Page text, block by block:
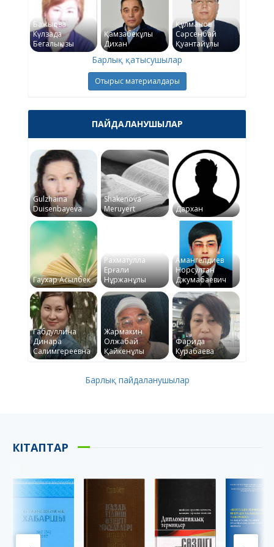
Бажықова
Күлзада
Бегалықызы
Қамзабекұлы
Дихан
Құлманов
Сәрсенбай
Қуантайұлы
Барлық қатысушылар
Отырыс материалдары
ПАЙДАЛАНУШЫЛАР
Gulzhaina
Duisenbayeva
Shakenova
Meruyert
Дархан
Гаухар Асылбек
Рахматулла
Ерғали
Нұржанұлы
Амангелдиев
Норсултан
Джумабаевич
Габдуллина
Динара
Салимгереевна
Жармакин
Олжабай
Қайкенұлы
Фарида
Курабаева
Барлық пайдаланушылар
КІТАПТАР